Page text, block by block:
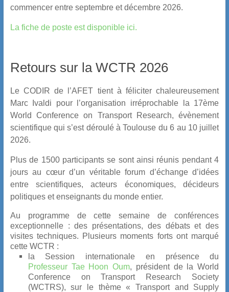
commencer entre septembre etdécembre 2026.
La fiche de poste est disponible ici.
Retours sur la WCTR 2026
Le CODIR de l’AFET tient à féliciter chaleureusement
Marc Ivaldi pour l’organisation irréprochable la 17ème
World Conference on Transport Research, évènement
scientifique qui s’est déroulé à Toulouse du 6 au 10 juillet
2026.
Plus de 1500 participants se sont ainsi réunis pendant 4
jours au cœur d’un véritable forum d’échange d’idées
entre scientifiques, acteurs économiques, décideurs
politiques et enseignants du monde entier.
Au programme de cette semaine de conférences
exceptionnelle : des présentations, des débats et des
visites techniques. Plusieurs moments forts ont marqué
cette WCTR :
la Session internationale en présence du
Professeur Tae Hoon Oum, président de la World
Conference on Transport Research Society
(WCTRS), sur le thème « Transport and Supply